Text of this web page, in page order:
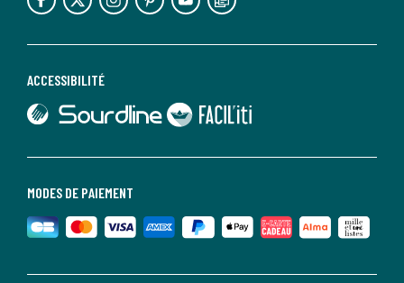
MODES DE PAIEMENT
ACCESSIBILITÉ
lien vers Sourdline
lien vers Faciliti